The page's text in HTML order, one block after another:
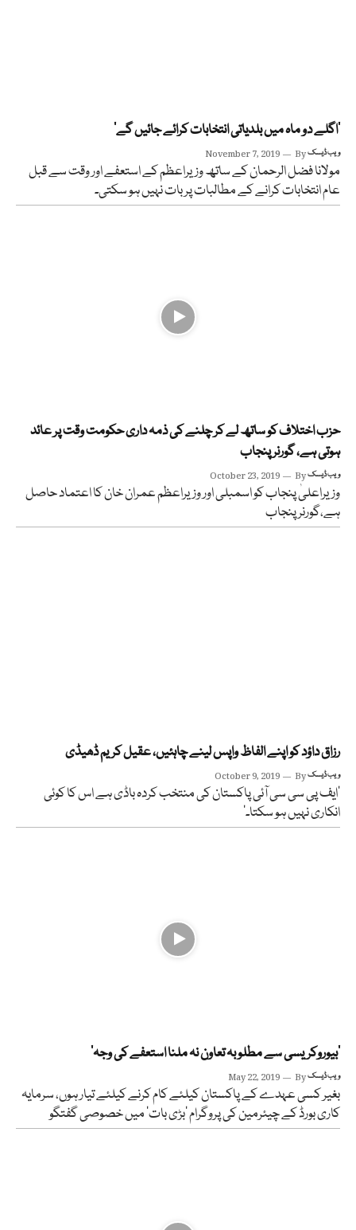
’اگلے دو ماہ میں بلدیاتی انتخابات کرائے جائیں گے’
November 7, 2019 Byویب ڈیسک
مولانا فضل الرحمان کے ساتھ وزیراعظم کے استعفے اور وقت سے قبل
عام انتخابات کرانے کے مطالبات پر بات نہیں ہو سکتی۔
حزب اختلاف کو ساتھ لے کر چلنے کی ذمہ داری حکومت وقت پر عائد
ہوتی ہے، گورنر پنجاب
October 23, 2019 Byویب ڈیسک
وزیراعلیٰ پنجاب کو اسمبلی اور وزیراعظم عمران خان کا اعتماد حاصل
ہے،گورنر پنجاب
رزاق داؤد کو اپنے الفاظ واپس لینے چاہئیں، عقیل کریم ڈھیڈی
October 9, 2019 Byویب ڈیسک
‘ایف پی سی سی آئی پاکستان کی منتخب کردہ باڈی ہے اس کا کوئی
انکاری نہیں ہو سکتا۔‘
’بیوروکریسی سے مطلوبہ تعاون نہ ملنا استعفے کی وجہ‘
May 22, 2019 Byویب ڈیسک
بغیر کسی عہدے کے پاکستان کیلئے کام کرنے کیلئے تیار ہوں، سرمایہ
کاری بورڈ کے چیئرمین کی پروگرام ’بڑی بات‘ میں خصوصی گفتگو